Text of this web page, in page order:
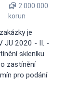
2 000 000
korun
je
JU 2020 - II. -
skleníku
zastínění
pro podání